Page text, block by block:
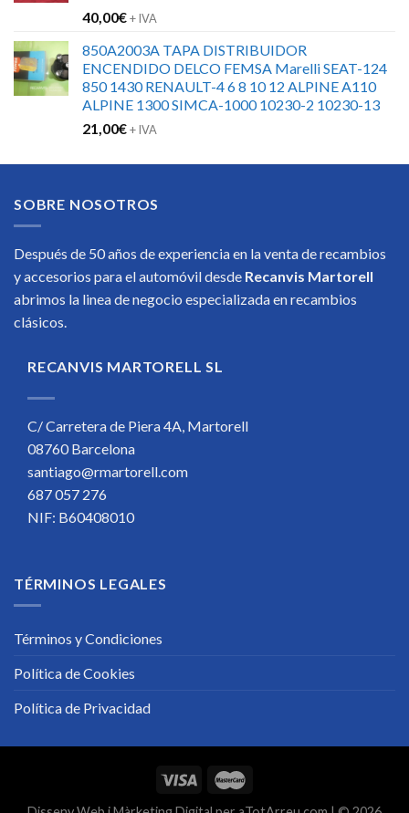
40,00€+ IVA
850A2003A TAPA DISTRIBUIDOR
ENCENDIDO DELCO FEMSA Marelli SEAT-124
850 1430 RENAULT-4 6 8 10 12 ALPINE A110
ALPINE 1300 SIMCA-1000 10230-2 10230-13
21,00€+ IVA
SOBRE NOSOTROS
Después de 50 años de experiencia en la venta de recambios
y accesorios para el automóvil desde Recanvis Martorell
abrimos la linea de negocio especializada en recambios
clásicos.
RECANVIS MARTORELL SL
C/ Carretera de Piera 4A, Martorell
08760 Barcelona
santiago@rmartorell.com
687 057 276
NIF: B60408010
TÉRMINOS LEGALES
Términos y Condiciones
Política de Cookies
Política de Privacidad